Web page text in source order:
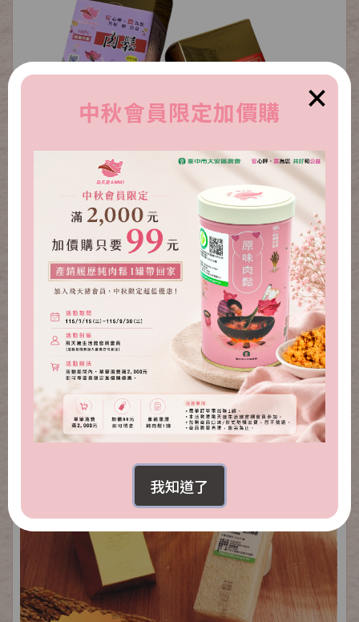
金磚肉鬆禮盒(原味+海苔芝麻)
NT.1,300NT.739
×
中秋會員限定加價購
我知道了